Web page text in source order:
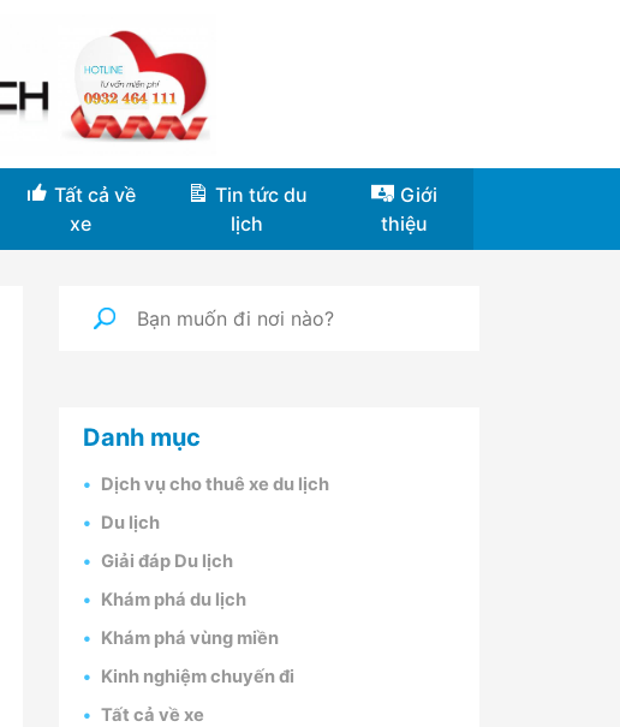
Tất cả về
xe
Tin tức du
lịch
Giới
thiệu
Danh mục
Dịch vụ cho thuê xe du lịch
Du lịch
Giải đáp Du lịch
Khám phá du lịch
Khám phá vùng miền
Kinh nghiệm chuyến đi
Tất cả về xe